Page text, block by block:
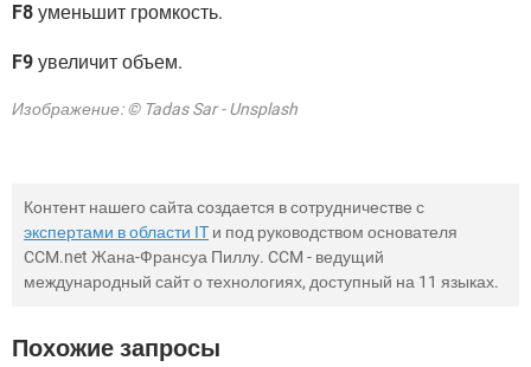
F8 уменьшит громкость.
F9 увеличит объем.
Изображение: © Tadas Sar - Unsplash
Контент нашего сайта создается в сотрудничестве с
экспертами в области IT и под руководством основателя
CCM.net Жана-Франсуа Пиллу. CCM - ведущий
международный сайт о технологиях, доступный на 11 языках.
Похожие запросы